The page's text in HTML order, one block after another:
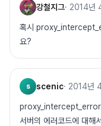
강철지그· 2014년
혹시
요?
s scenic· 2014년
proxy_intercept_errors
서버의 에러코드에 대